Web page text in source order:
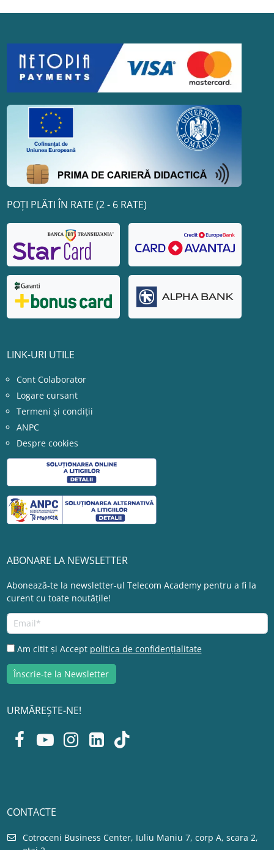
POȚI PLĂTI ÎN RATE (2 - 6 RATE)
LINK-URI UTILE
Cont Colaborator
Logare cursant
Termeni și condiții
ANPC
Despre cookies
ABONARE LA NEWSLETTER
Abonează-te la newsletter-ul Telecom Academy pentru a fi la
curent cu toate noutățile!
Am citit și Accept politica de confidențialitate
URMĂREȘTE-NE!
CONTACTE
Cotroceni Business Center, Iuliu Maniu 7, corp A, scara 2,